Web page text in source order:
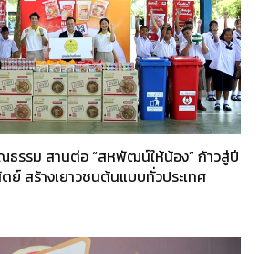
ธรรม สานต่อ “สหพัฒน์ให้น้อง” ก้าวสู่ปี
ย์ สร้างเยาวชนต้นแบบทั่วประเทศ